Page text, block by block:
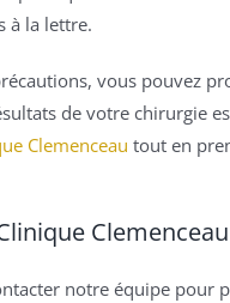
à la lettre.
vous pouvez
de votre chirurgie
Clemenceau tout en
Clemenceau
notre équipe pour